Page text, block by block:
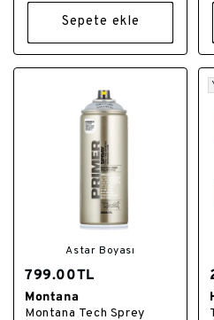
Sepete ekle
Astar Boyası
799.00TL
Satıcı:
Montana
Montana Tech Sprey